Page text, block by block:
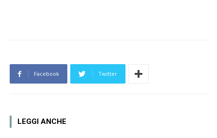
Facebook Twitter
LEGGI ANCHE